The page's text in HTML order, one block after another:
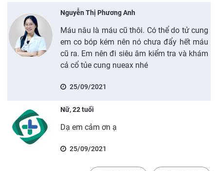
Nguyễn Thị Phương Anh
Máu nâu là máu cũ thôi. Có thể do tử cung
em co bóp kém nên nó chưa đẩy hết máu
cũ ra. Em nên đi siêu âm kiểm tra và khám
cả cổ tủe cung nueax nhé
25/09/2021
Nữ, 22 tuổi
Dạ em cảm ơn ạ
25/09/2021